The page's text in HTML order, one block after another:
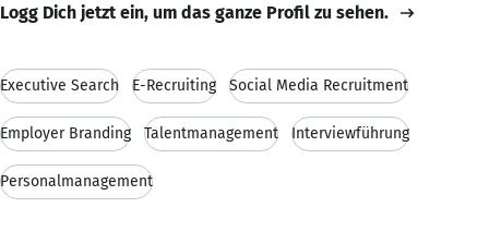
Logg Dich jetzt ein, um das ganze Profil zu sehen.
Executive Search E-Recruiting Social Media Recruitment
Employer Branding Talentmanagement Interviewführung
Personalmanagement